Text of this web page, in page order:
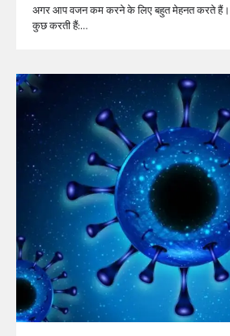
अगर आप वजन कम करने के लिए बहुत मेहनत करते हैं।
कुछ करती हैं:…